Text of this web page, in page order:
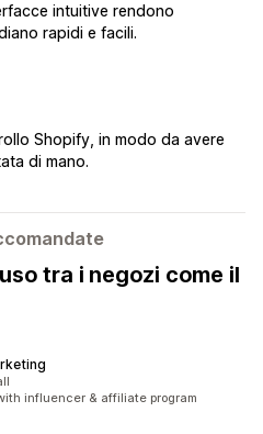
intuitive rendono
rapidi e facili.
Shopify, in modo da avere
di mano.
tra i negozi come il
influencer & affiliate program